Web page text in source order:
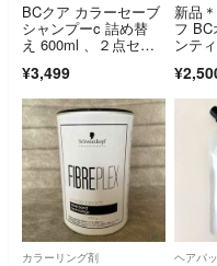
BCクア カラーセーブ
シャンプーc 詰め替
え 600ml 、２点セッ
¥3,499
新品
フ BC
ンテ
カラーリング剤 ヘアパ